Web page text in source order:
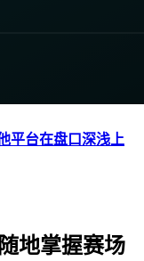
平台在盘口深浅上
地掌握赛场